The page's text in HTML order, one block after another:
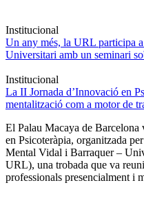
Institucional
Un any més, la URL participa
Universitari amb un seminari
Institucional
La II Jornada d’Innovació en
mentalització com a motor de
El Palau Macaya de
en Psicoteràpia, organitzada
Mental Vidal i Barraquer –
URL), una trobada que va
professionals presencialment i